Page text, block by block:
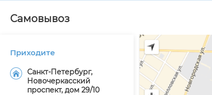
Самовывоз
Приходите
Санкт-Петербург,
Новочеркасский
проспект, дом 29/10